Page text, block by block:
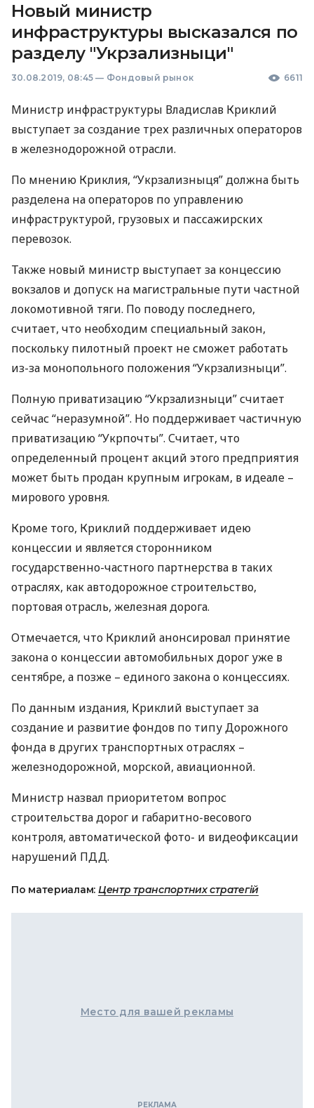
Новый министр
инфраструктуры высказался по
разделу "Укрзализныци"
30.08.2019, 08:45 — Фондовый рынок 6611
Министр инфраструктуры Владислав Криклий
выступает за создание трех различных операторов
в железнодорожной отрасли.
По мнению Криклия, “Укрзализныця” должна быть
разделена на операторов по управлению
инфраструктурой, грузовых и пассажирских
перевозок.
Также новый министр выступает за концессию
вокзалов и допуск на магистральные пути частной
локомотивной тяги. По поводу последнего,
считает, что необходим специальный закон,
поскольку пилотный проект не сможет работать
из-за монопольного положения “Укрзализныци”.
Полную приватизацию “Укрзализныци” считает
сейчас “неразумной”. Но поддерживает частичную
приватизацию “Укрпочты”. Считает, что
определенный процент акций этого предприятия
может быть продан крупным игрокам, в идеале –
мирового уровня.
Кроме того, Криклий поддерживает идею
концессии и является сторонником
государственно-частного партнерства в таких
отраслях, как автодорожное строительство,
портовая отрасль, железная дорога.
Отмечается, что Криклий анонсировал принятие
закона о концессии автомобильных дорог уже в
сентябре, а позже – единого закона о концессиях.
По данным издания, Криклий выступает за
создание и развитие фондов по типу Дорожного
фонда в других транспортных отраслях –
железнодорожной, морской, авиационной.
Министр назвал приоритетом вопрос
строительства дорог и габаритно-весового
контроля, автоматической фото- и видеофиксации
нарушений ПДД.
По материалам: Центр транспортних стратегій
Место для вашей рекламы